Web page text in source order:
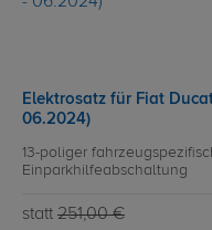
Elektrosatz für Fiat
06.2024)
13-poliger
Einparkhilfeabschaltung
statt 251,00 €